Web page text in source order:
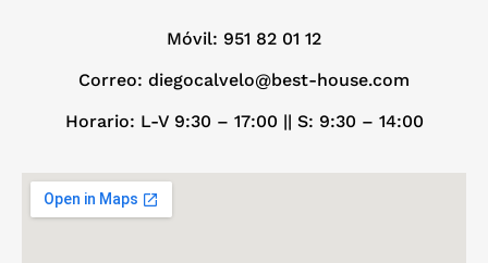
Móvil: 951 82 01 12
Correo: diegocalvelo@best-house.com
Horario: L-V 9:30 – 17:00 || S: 9:30 – 14:00